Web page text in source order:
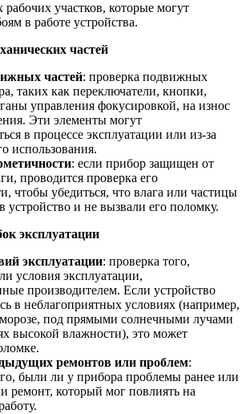
рабочих участков, которые могут
в работе устройства.
частей
частей: проверка подвижных
таких как переключатели, кнопки,
управления фокусировкой, на износ
Эти элементы могут
в процессе эксплуатации или из-за
использования.
: если прибор защищен от
проводится проверка его
чтобы убедиться, что влага или частицы
устройство и не вызвали его поломку.
эксплуатации
эксплуатации: проверка того,
условия эксплуатации,
производителем. Если устройство
в неблагоприятных условиях (например,
под прямыми солнечными лучами
высокой влажности), это может
ремонтов или проблем:
были ли у прибора проблемы ранее или
ремонт, который мог повлиять на